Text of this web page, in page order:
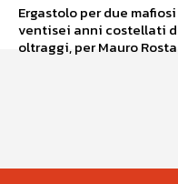
Ergastolo per due
ventisei anni costellati
oltraggi, per Mauro